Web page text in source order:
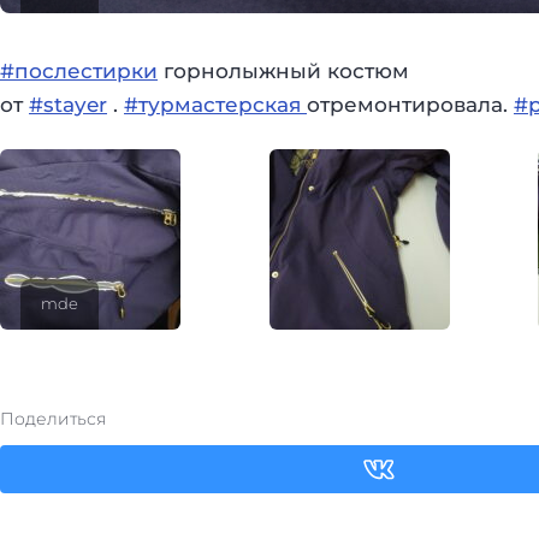
#послестирки горнолыжный костюм
от #stayer . #турмастерская отремонтировала.
mde
Поделиться